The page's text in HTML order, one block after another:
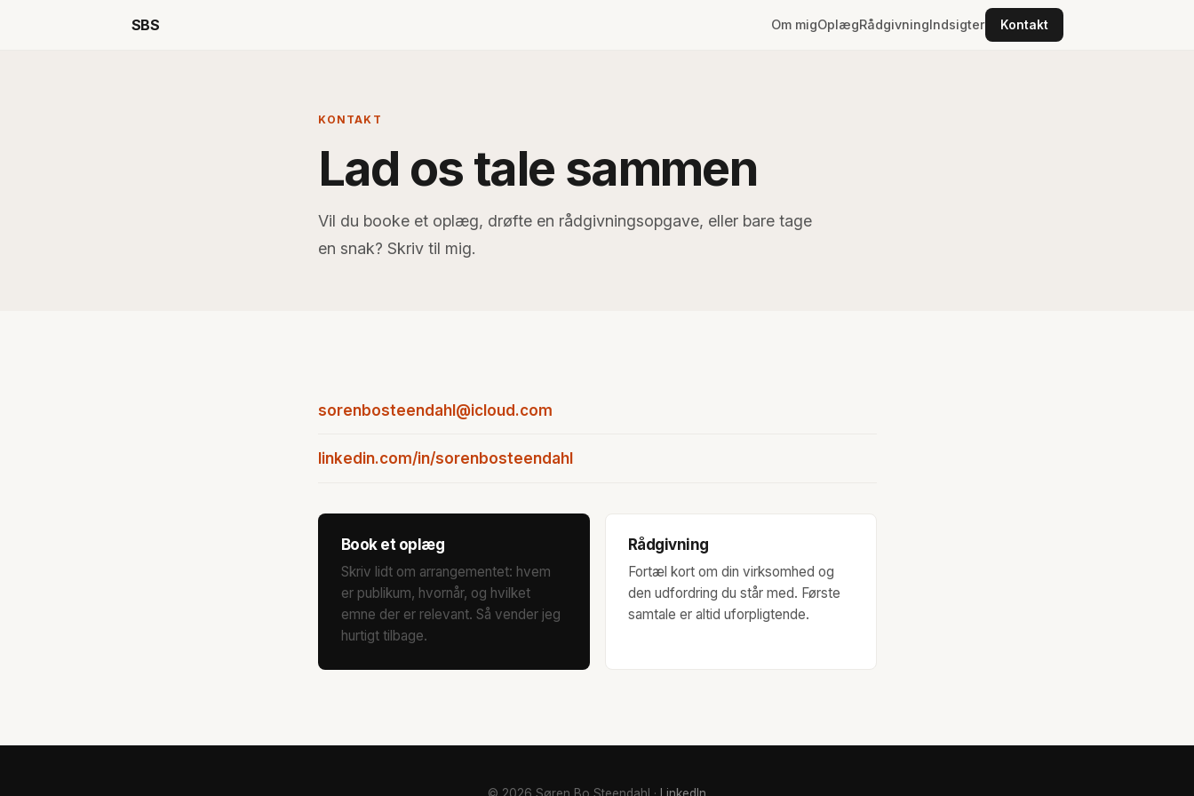
SBS Om migOplægRådgivningIndsigter Kontakt
KONTAKT
Lad os tale sammen
Vil du booke et oplæg, drøfte en rådgivningsopgave, eller bare tage
en snak? Skriv til mig.
sorenbosteendahl@icloud.com
linkedin.com/in/sorenbosteendahl
Book et oplæg
Skriv lidt om arrangementet: hvem
er publikum, hvornår, og hvilket
emne der er relevant. Så vender jeg
hurtigt tilbage.
Rådgivning
Fortæl kort om din virksomhed og
den udfordring du står med. Første
samtale er altid uforpligtende.
© 2026 Søren Bo Steendahl · LinkedIn